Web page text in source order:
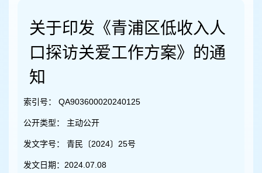
关于印发《青浦区低收入人
口探访关爱工作方案》的通
知
索引号： QA903600020240125
公开类型： 主动公开
发文字号： 青民〔2024〕25号
发文日期： 2024.07.08